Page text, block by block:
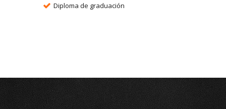
Diploma de graduación